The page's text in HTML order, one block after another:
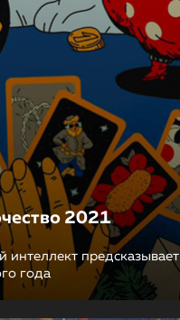
2021
интеллект предсказывает
года